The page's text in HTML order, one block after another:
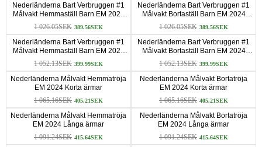
Nederländerna Bart Verbruggen #1
Målvakt Hemmaställ Barn EM 2024
Korta ärmar (+ Korta byxor)
1 026.05SEK 389.56SEK
Nederländerna Bart Verbruggen #1
Målvakt Bortaställ Barn EM 2024
Korta ärmar (+ Korta byxor)
1 026.05SEK 389.56SEK
Nederländerna Bart Verbruggen #1
Målvakt Hemmaställ Barn EM 2024
Långa ärmar (+ Korta byxor)
1 052.13SEK 399.99SEK
Nederländerna Bart Verbruggen #1
Målvakt Bortaställ Barn EM 2024
Långa ärmar (+ Korta byxor)
1 052.13SEK 399.99SEK
Nederländerna Målvakt Hemmatröja
EM 2024 Korta ärmar
1 065.16SEK 405.21SEK
Nederländerna Målvakt Bortatröja
EM 2024 Korta ärmar
1 065.16SEK 405.21SEK
Nederländerna Målvakt Hemmatröja
EM 2024 Långa ärmar
1 091.24SEK 415.64SEK
Nederländerna Målvakt Bortatröja
EM 2024 Långa ärmar
1 091.24SEK 415.64SEK